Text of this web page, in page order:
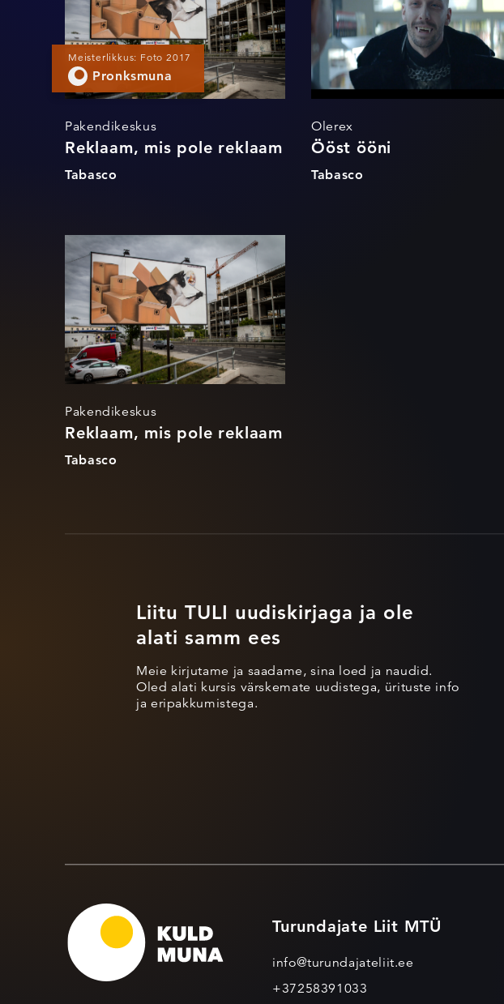
Meisterlikkus: Foto 2017
Pronksmuna
Pakendikeskus
Reklaam, mis pole reklaam
Tabasco
Olerex
Ööst ööni
Tabasco
Reklaam, mis pole
reklaam
Pakendikeskus
Reklaam, mis pole reklaam
Tabasco
Liitu TULI uudiskirjaga ja ole
alati samm ees
Meie kirjutame ja saadame, sina loed ja naudid.
Oled alati kursis värskemate uudistega, ürituste info
ja eripakkumistega.
Turundajate Liit MTÜ
info@turundajateliit.ee
+37258391033